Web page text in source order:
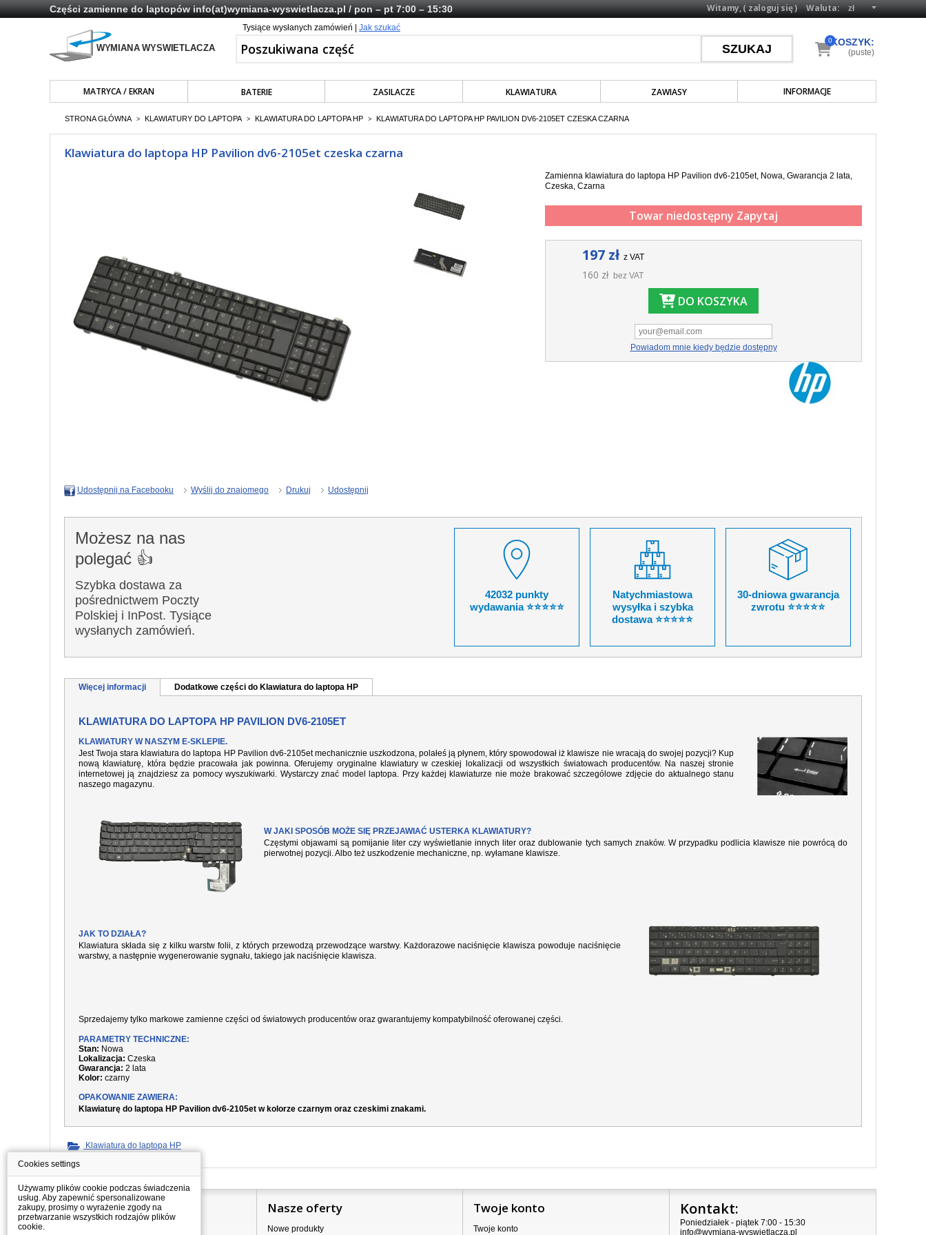
Części zamienne do laptopówinfo(at)wymiana-wyswietlacza.pl/ pon – pt 7:00 – 15:30 Waluta:
Witamy, (zaloguj się)
Tysiące wysłanych zamówień | Jak szukać
MATRYCA / EKRAN BATERIE ZASILACZE KLAWIATURA ZAWIASY INFORMACJE
KOSZYK:
0
(puste)
STRONA GŁÓWNA > KLAWIATURY DO LAPTOPA > KLAWIATURA DO LAPTOPA HP > KLAWIATURA DO LAPTOPA HP PAVILION DV6-2105ET CZESKA CZARNA
Klawiatura do laptopa HP Pavilion dv6-2105et czeska czarna
Zamienna klawiatura do laptopa HP Pavilion dv6-2105et, Nowa, Gwarancja 2 lata,
Czeska, Czarna
Towar niedostępny Zapytaj
197 zł z VAT
160 zł bez VAT
DO KOSZYKA
Powiadom mnie kiedy będzie dostępny
Udostępnij na Facebooku Wyślij do znajomego Drukuj Udostępnij
Możesz na nas
polegać 👍
Szybka dostawa za
pośrednictwem Poczty
Polskiej i InPost. Tysiące
wysłanych zamówień.
42032 punkty
wydawania ⭐⭐⭐⭐⭐
Natychmiastowa
wysyłka i szybka
dostawa ⭐⭐⭐⭐⭐
30-dniowa gwarancja
zwrotu ⭐⭐⭐⭐⭐
Więcej informacji Dodatkowe części do Klawiatura do laptopa HP
KLAWIATURA DO LAPTOPA HP PAVILION DV6-2105ET
KLAWIATURY W NASZYM E-SKLEPIE.
Jest Twoja stara klawiatura do laptopa HP Pavilion dv6-2105et mechanicznie uszkodzona, polałeś ją płynem, który spowodował iż klawisze nie wracają do swojej pozycji? Kup
nową klawiaturę, która będzie pracowała jak powinna. Oferujemy oryginalne klawiatury w czeskiej lokalizacji od wszystkich światowach producentów. Na naszej stronie
internetowej ją znajdziesz za pomocy wyszukiwarki. Wystarczy znać model laptopa. Przy każdej klawiaturze nie może brakować szczególowe zdjęcie do aktualnego stanu
naszego magazynu.
W JAKI SPOSÓB MOŻE SIĘ PRZEJAWIAĆ USTERKA KLAWIATURY?
Częstymi objawami są pomijanie liter czy wyświetlanie innych liter oraz dublowanie tych samych znaków. W przypadku podlicia klawisze nie powrócą do
pierwotnej pozycji. Albo też uszkodzenie mechaniczne, np. wyłamane klawisze.
JAK TO DZIAŁA?
Klawiatura składa się z kilku warstw folii, z których przewodzą przewodzące warstwy. Każdorazowe naciśnięcie klawisza powoduje naciśnięcie
warstwy, a następnie wygenerowanie sygnału, takiego jak naciśnięcie klawisza.
Sprzedajemy tylko markowe zamienne części od światowych producentów oraz gwarantujemy kompatybilność oferowanej części.
PARAMETRY TECHNICZNE:
Stan: Nowa
Lokalizacja: Czeska
Gwarancja: 2 lata
Kolor: czarny
OPAKOWANIE ZAWIERA:
Klawiaturę do laptopa HP Pavilion dv6-2105et w kolorze czarnym oraz czeskimi znakami.
Klawiatura do laptopa HP
Informacje Nasze oferty
Nowe produkty
Twoje konto
Twoje konto
Kontakt:
Poniedziałek - piątek 7:00 - 15:30
info@wymiana-wyswietlacza.pl
Cookies settings
Używamy plików cookie podczas świadczenia
usług. Aby zapewnić spersonalizowane
zakupy, prosimy o wyrażenie zgody na
przetwarzanie wszystkich rodzajów plików
cookie.